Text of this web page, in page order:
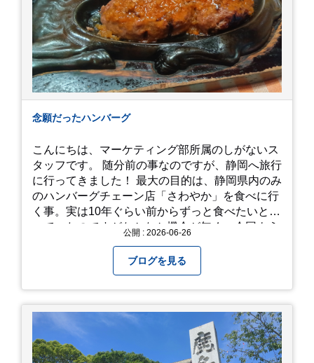
念願だったハンバーグ
こんにちは、マーケティング部所属のしがないス
タッフです。 随分前の事なのですが、静岡へ旅行
に行ってきました！ 最大の目的は、静岡県内のみ
のハンバーグチェーン店「さわやか」を食べに行
く事。実は10年ぐらい前からずっと食べたいと思
っていたのですがなかなか機会が無く、今回よう
って待機する事になったのですが、、10時頃にも
らった整理券で、お店に入れるのは12時過ぎ頃で
した。大人気とは聞いていましたがここまでと
は、、！！ 駅前ショッピングモール内の店舗だっ
たのでお買い物をしつつ待機して遂に入店。ハン
バーグはレアな焼き加減でとってもジューシーで
最高に美味しかったです！！目の前で店員さんが
公開 : 2026-06-26
ブログを見る